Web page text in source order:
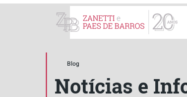
Blog
Notícias e